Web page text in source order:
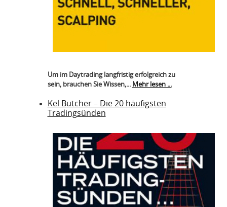
Um im Daytrading langfristig erfolgreich zu
sein, brauchen Sie Wissen,... Mehr lesen ...
Kel Butcher – Die 20 häufigsten
Tradingsünden